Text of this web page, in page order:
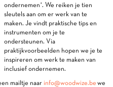
ondernemen’. We reiken je tien
sleutels aan om er werk van te
maken. Je vindt praktische tips en
instrumenten om je te
ondersteunen. Via
praktijkvoorbeelden hopen we je te
inspireren om werk te maken van
inclusief ondernemen.
mailtje naar info@woodwize.be we